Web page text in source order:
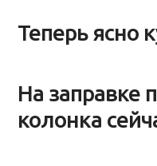
Теперь ясно
На заправке
колонка